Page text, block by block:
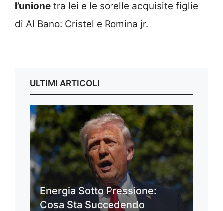
l’unione tra lei e le sorelle acquisite figlie
di Al Bano: Cristel e Romina jr.
ULTIMI ARTICOLI
Energia Sotto Pressione:
Cosa Sta Succedendo